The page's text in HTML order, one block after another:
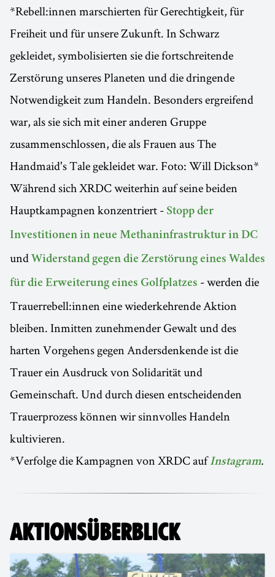
*Rebell:innen marschierten für Gerechtigkeit, für
Freiheit und für unsere Zukunft. In Schwarz
gekleidet, symbolisierten sie die fortschreitende
Zerstörung unseres Planeten und die dringende
Notwendigkeit zum Handeln. Besonders ergreifend
war, als sie sich mit einer anderen Gruppe
zusammenschlossen, die als Frauen aus The
Handmaid's Tale gekleidet war. Foto: Will Dickson*
Während sich XRDC weiterhin auf seine beiden
Hauptkampagnen konzentriert - Stopp der
Investitionen in neue Methaninfrastruktur in DC
und Widerstand gegen die Zerstörung eines Waldes
für die Erweiterung eines Golfplatzes - werden die
Trauerrebell:innen eine wiederkehrende Aktion
bleiben. Inmitten zunehmender Gewalt und des
harten Vorgehens gegen Andersdenkende ist die
Trauer ein Ausdruck von Solidarität und
Gemeinschaft. Und durch diesen entscheidenden
Trauerprozess können wir sinnvolles Handeln
kultivieren.
*Verfolge die Kampagnen von XRDC aufInstagram.
AKTIONSÜBERBLICK